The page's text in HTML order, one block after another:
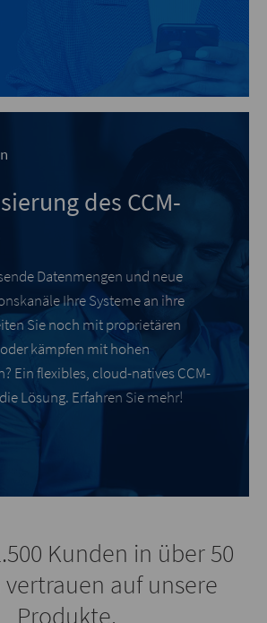
des CCM-
Datenmengen und neue
Ihre Systeme an ihre
Sie noch mit proprietären
kämpfen mit hohen
Ein flexibles, cloud-natives CCM-
Lösung. Erfahren Sie mehr!
Kunden in über 50
auf unsere
Produkte.